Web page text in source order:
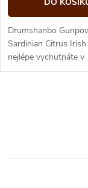
d
u
k
d
u
Drumshanbo
Sardinian Citrus
nejlépe vychutnáte v
osvěžujícím koktejlu
l